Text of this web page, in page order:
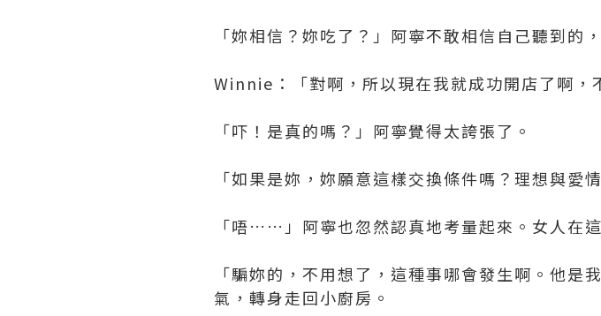
「妳相信？妳吃了？」阿寧不敢相信自己聽到的
Winnie：「對啊，所以現在我就成功開店了啊，
「吓！是真的嗎？」阿寧覺得太誇張了。
「如果是妳，妳願意這樣交換條件嗎？理想與
「唔……」阿寧也忽然認真地考量起來。女人在
「騙妳的，不用想了，這種事哪會發生啊。他
氣，轉身走回小廚房。